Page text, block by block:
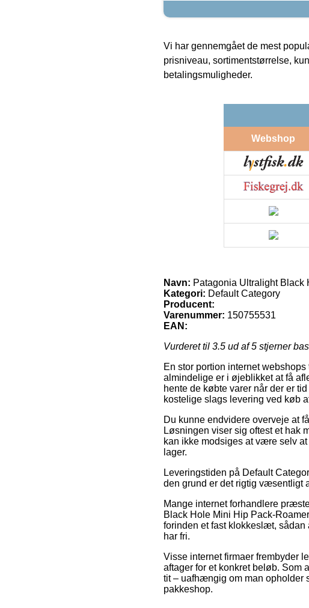
Vi har gennemgået de mest
prisniveau, sortimentstørrelse,
betalingsmuligheder.
Webshop
Navn: Patagonia Ultralight Black
Kategori: Default Category
Producent:
Varenummer: 150755531
EAN:
Vurderet til 3.5 ud af 5 stjerner
En stor portion internet
almindelige er i øjeblikket at få
hente de købte varer når der er
kostelige slags levering ved køb
Du kunne endvidere overveje at
Løsningen viser sig oftest et hak
kan ikke modsiges at være selv
lager.
Leveringstiden på Default
den grund er det rigtig væsentligt
Mange internet forhandlere
Black Hole Mini Hip Pack-
forinden et fast klokkeslæt, sådan
har fri.
Visse internet firmaer frembyder
aftager for et konkret beløb. Som
tit – uafhængig om man opholder
pakkeshop.